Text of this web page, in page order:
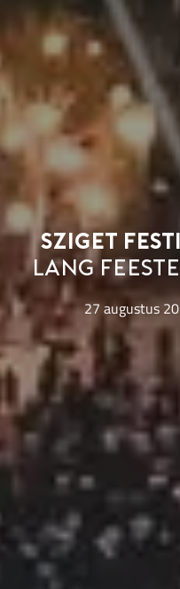
Sziget
lang
27 augustus